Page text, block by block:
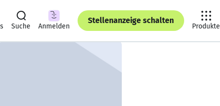
Suche Anmelden
Stellenanzeige schalten
Produkte